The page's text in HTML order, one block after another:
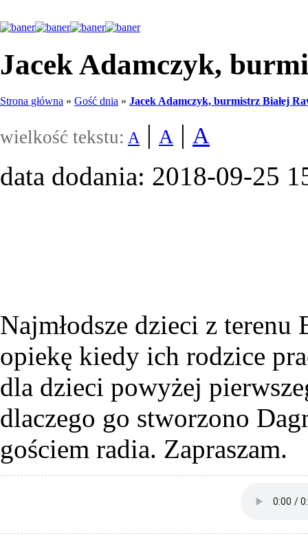
Jacek Adamczyk,
Strona główna » Gość dnia » Jacek Adamczyk, burmistrz Białej
wielkość tekstu: A | A | A
data dodania: 2018-09-25
Najmłodsze dzieci z
opiekę kiedy ich rodzice
dla dzieci powyżej
dlaczego go stworzono
gościem radia. Zapraszam.